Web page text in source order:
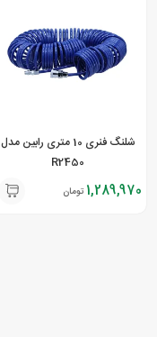
شلنگ فنری 10 متری رابین مدل
R2450
1,289,970 تومان